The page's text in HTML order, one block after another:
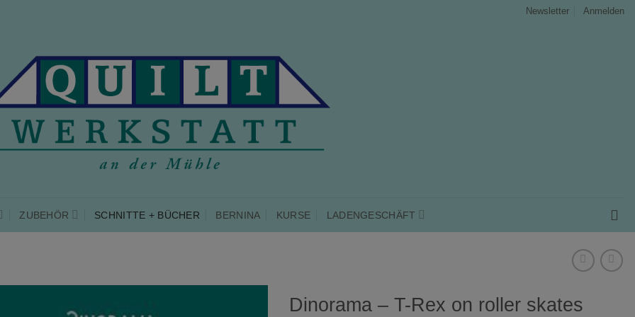
Newsletter Anmelden
ZUBEHÖR SCHNITTE + BÜCHER BERNINA KURSE LADENGESCHÄFT
Dinorama – T-Rex on roller skates